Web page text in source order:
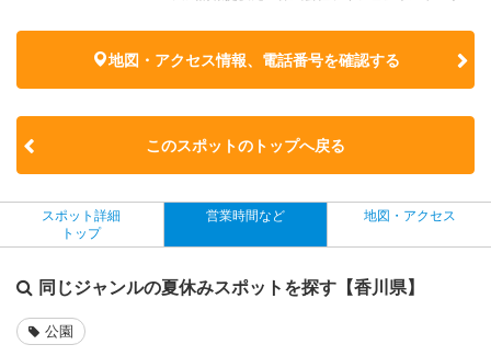
地図・アクセス情報、電話番号を確認する
このスポットのトップへ戻る
スポット詳細
トップ
営業時間など 地図・アクセス
同じジャンルの夏休みスポットを探す【香川県】
公園